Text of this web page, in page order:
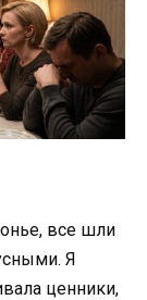
все шли
Я
ценники,